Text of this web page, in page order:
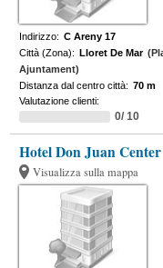
Indirizzo: C Areny 17
Città (Zona): Lloret De Mar
Ajuntament)
Distanza dal centro città: 70 m
Valutazione clienti:
0/ 10
Hotel Don Juan Center
Visualizza sulla mappa